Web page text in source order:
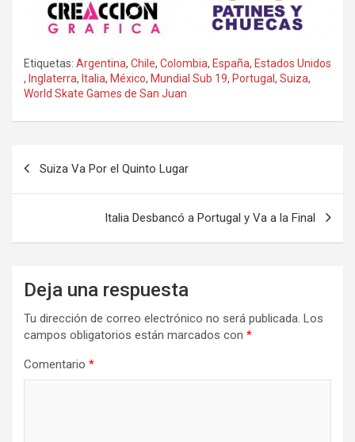
Etiquetas: Argentina, Chile, Colombia, España, Estados Unidos
, Inglaterra, Italia, México, Mundial Sub 19, Portugal, Suiza,
World Skate Games de San Juan
Suiza Va Por el Quinto Lugar
Italia Desbancó a Portugal y Va a la Final
Deja una respuesta
Tu dirección de correo electrónico no será publicada. Los
campos obligatorios están marcados con *
Comentario *